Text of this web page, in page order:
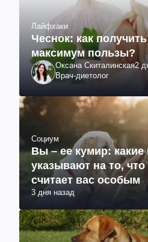
Лайфхаки
Чеснок: как
максимум пользы?
Оксана Скиталинская2
Врач-диетолог
Социум
Вы – ее кумир: какие
указывают на то, что
считает вас особым
3 дня назад